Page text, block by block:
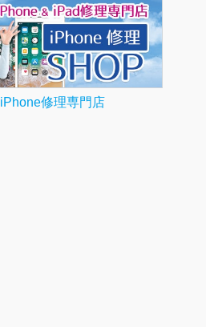
iPhone修理専門店